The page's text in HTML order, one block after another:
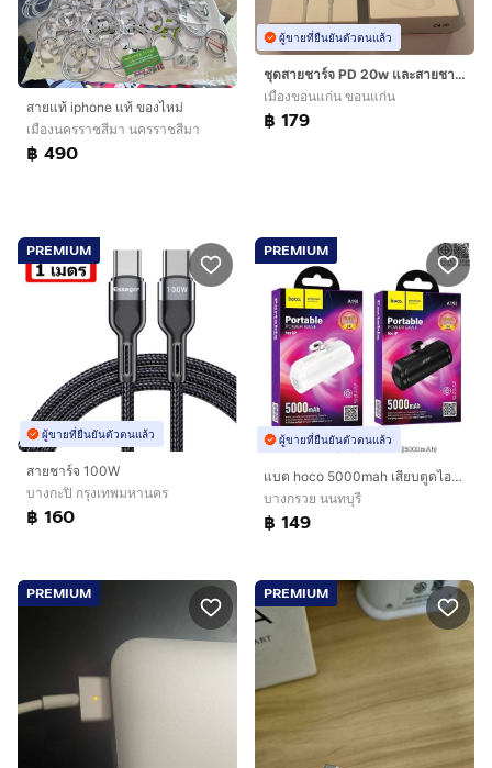
สายแท้ iphone แท้ ของไหม่
เมืองนครราชสีมา นครราชสีมา
฿ 490
ผู้ขายที่ยืนยันตัวตนแล้ว
ชุดสายชาร์จ PD 20w และสายชาร์จ type c to lighting
เมืองขอนแก่น ขอนแก่น
฿ 179
PREMIUM
ผู้ขายที่ยืนยันตัวตนแล้ว
สายชาร์จ 100W
บางกะปิ กรุงเทพมหานคร
฿ 160
PREMIUM
ผู้ขายที่ยืนยันตัวตนแล้ว
แบต hoco 5000mah เสียบตูดไอโฟน ไลท์นิ่ง อย่างเดียว รุ่น a19i คละสี
บางกรวย นนทบุรี
฿ 149
PREMIUM PREMIUM